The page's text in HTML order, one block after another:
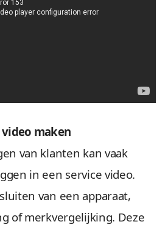
video maken
van klanten kan vaak
in een service video.
van een apparaat,
of merkvergelijking. Deze